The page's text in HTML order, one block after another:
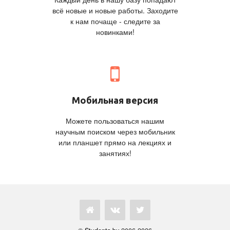
всё новые и новые работы. Заходите
к нам почаще - следите за
новинками!
Мобильная версия
Можете пользоваться нашим
научным поиском через мобильник
или планшет прямо на лекциях и
занятиях!